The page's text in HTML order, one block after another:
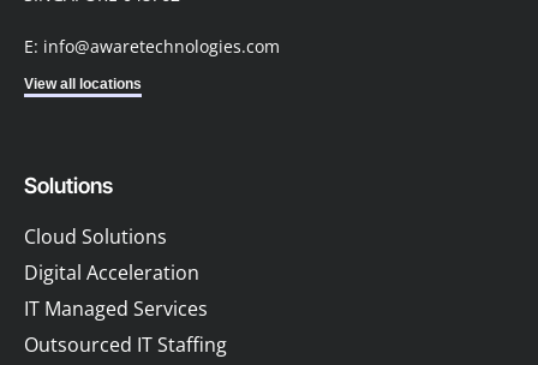
E: info@awaretechnologies.com
View all locations
Solutions
Cloud Solutions
Digital Acceleration
IT Managed Services
Outsourced IT Staffing